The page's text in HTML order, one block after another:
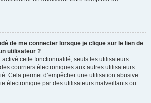
de me connecter lorsque je clique sur le lien de
utilisateur ?
cette fonctionnalité, seuls les utilisateurs
courriers électroniques aux autres utilisateurs
Cela permet d’empêcher une utilisation abusive
électronique par des utilisateurs malveillants ou